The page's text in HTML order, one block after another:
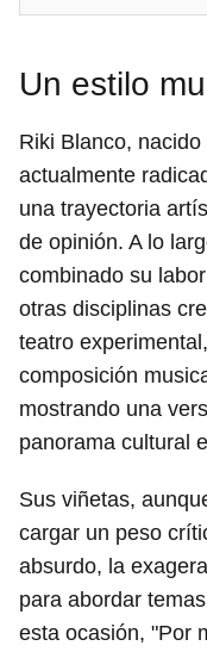
Un estilo
Riki Blanco,
actualmente
una trayectoria
de opinión. A lo
combinado su
otras disciplinas
teatro
composición
mostrando una
panorama cultural
Sus viñetas,
cargar un peso
absurdo, la
para abordar
esta ocasión, "Por